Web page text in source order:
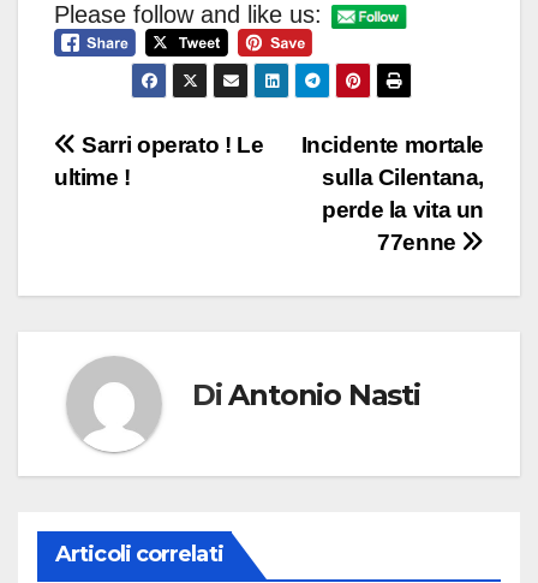
Please follow and like us:
Navigazione
Incidente mortale
sulla Cilentana,
perde la vita un
77enne
Sarri operato ! Le
ultime !
DiAntonio Nasti
Articoli correlati